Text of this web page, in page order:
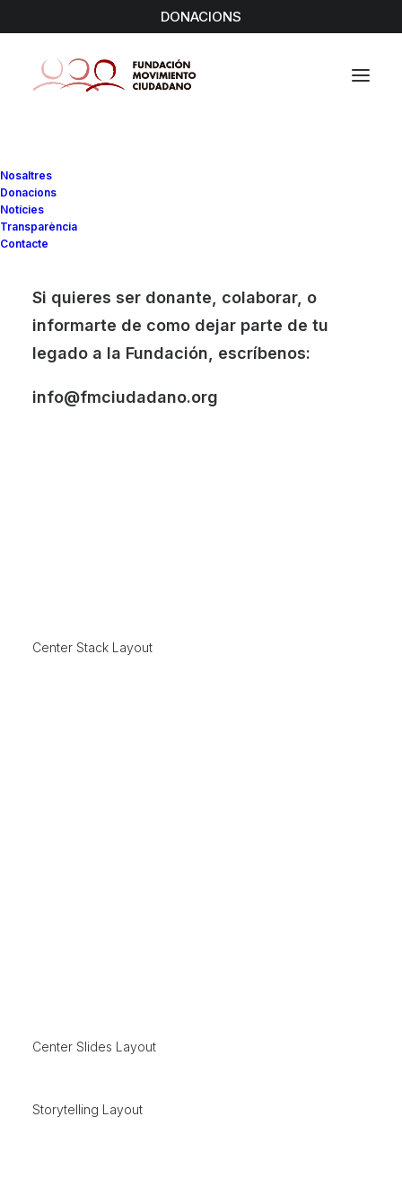
DONACIONS
Nosaltres
Donacions
Notícies
Transparència
Contacte
Si quieres ser donante, colaborar, o
informarte de como dejar parte de tu
legado a la Fundación, escríbenos:
info@fmciudadano.org
Designer Layout
Digital Web Layout
Center Stack Layout
Center Slides Layout
Storytelling Layout